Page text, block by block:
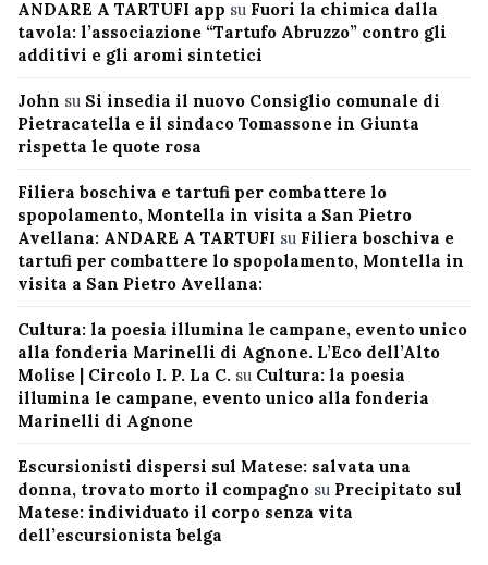
ANDARE A TARTUFI app su Fuori la chimica dalla
tavola: l’associazione “Tartufo Abruzzo” contro gli
additivi e gli aromi sintetici
John su Si insedia il nuovo Consiglio comunale di
Pietracatella e il sindaco Tomassone in Giunta
rispetta le quote rosa
Filiera boschiva e tartufi per combattere lo
spopolamento, Montella in visita a San Pietro
Avellana: ANDARE A TARTUFI su Filiera boschiva e
tartufi per combattere lo spopolamento, Montella in
visita a San Pietro Avellana:
Cultura: la poesia illumina le campane, evento unico
alla fonderia Marinelli di Agnone. L’Eco dell’Alto
Molise | Circolo I. P. La C. su Cultura: la poesia
illumina le campane, evento unico alla fonderia
Marinelli di Agnone
Escursionisti dispersi sul Matese: salvata una
donna, trovato morto il compagno su Precipitato sul
Matese: individuato il corpo senza vita
dell’escursionista belga